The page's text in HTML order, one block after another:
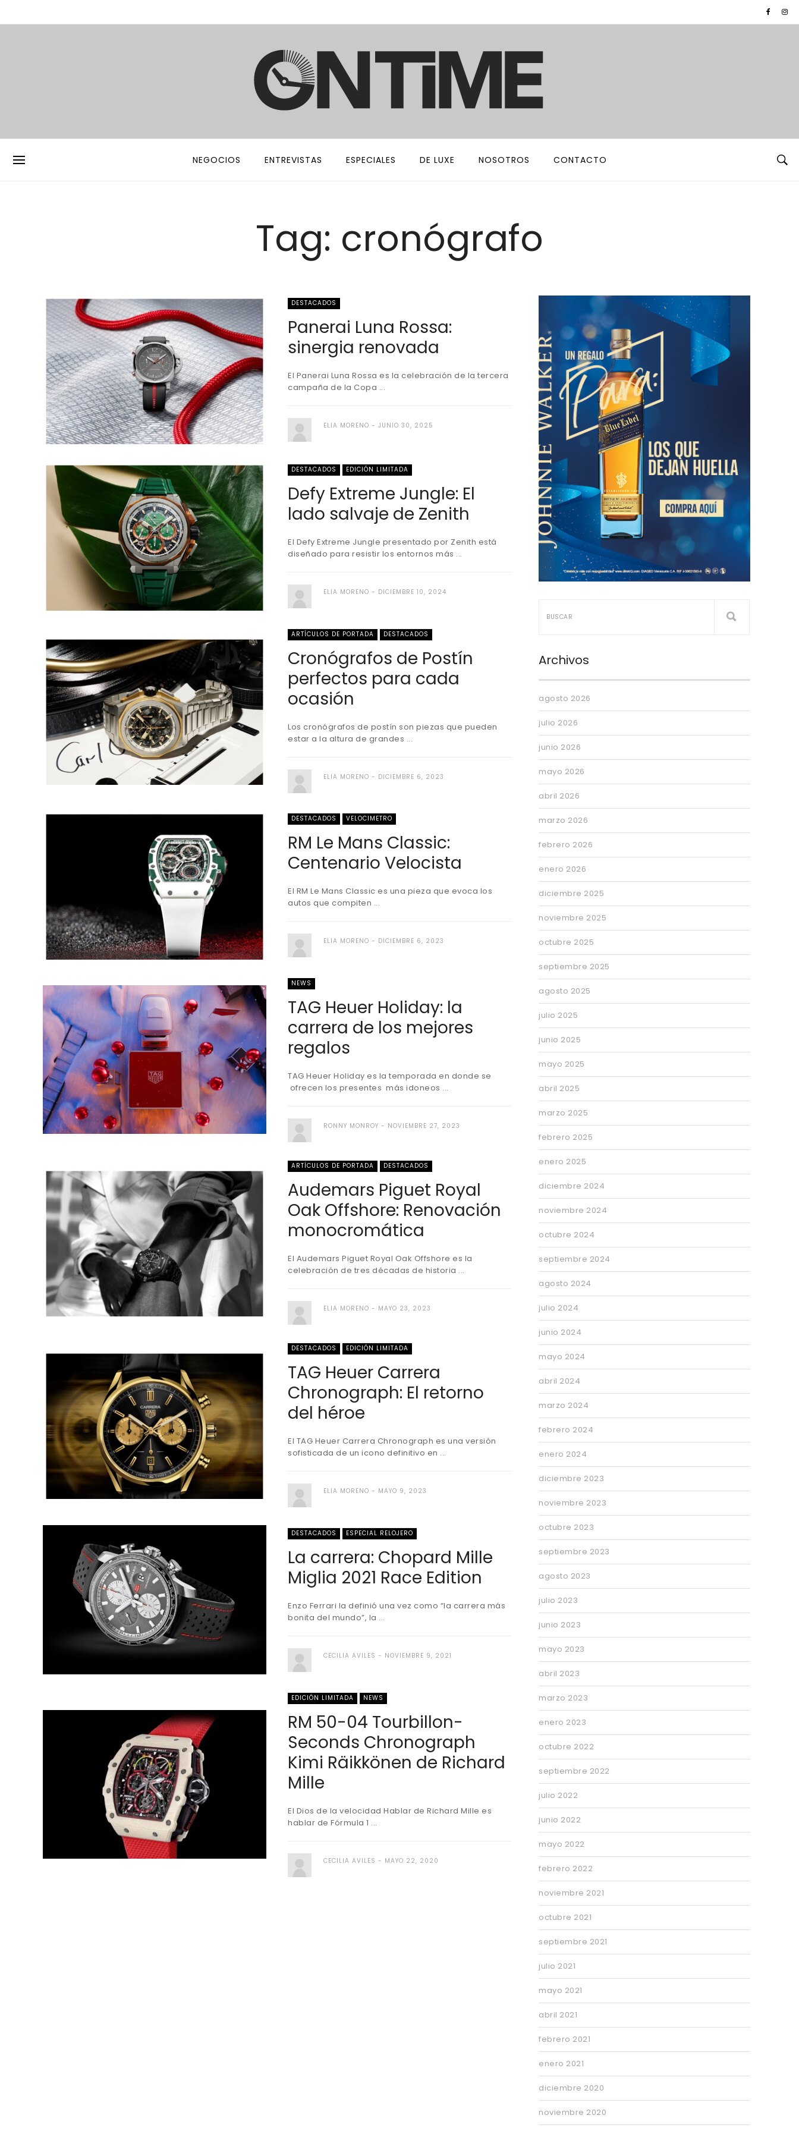
NEGOCIOS ENTREVISTAS ESPECIALES DE LUXE NOSOTROS CONTACTO
Tag: cronógrafo
DESTACADOS
Panerai Luna Rossa:
sinergia renovada
El Panerai Luna Rossa es la celebración de la tercera
campaña de la Copa ...
ELIA MORENO JUNIO 30, 2025
DESTACADOS EDICIÓN LIMITADA
Defy Extreme Jungle: El
lado salvaje de Zenith
El Defy Extreme Jungle presentado por Zenith está
diseñado para resistir los entornos más ...
ELIA MORENO DICIEMBRE 10, 2024
ARTÍCULOS DE PORTADA DESTACADOS
Cronógrafos de Postín
perfectos para cada
ocasión
Los cronógrafos de postín son piezas que pueden
estar a la altura de grandes ...
ELIA MORENO DICIEMBRE 6, 2023
DESTACADOS VELOCIMETRO
RM Le Mans Classic:
Centenario Velocista
El RM Le Mans Classic es una pieza que evoca los
autos que compiten ...
ELIA MORENO DICIEMBRE 6, 2023
NEWS
TAG Heuer Holiday: la
carrera de los mejores
regalos
TAG Heuer Holiday es la temporada en donde se
ofrecen los presentes más idoneos ...
RONNY MONROY NOVIEMBRE 27, 2023
ARTÍCULOS DE PORTADA DESTACADOS
Audemars Piguet Royal
Oak Offshore: Renovación
monocromática
El Audemars Piguet Royal Oak Offshore es la
celebración de tres décadas de historia ...
ELIA MORENO MAYO 23, 2023
DESTACADOS EDICIÓN LIMITADA
TAG Heuer Carrera
Chronograph: El retorno
del héroe
El TAG Heuer Carrera Chronograph es una versión
sofisticada de un icono definitivo en ...
ELIA MORENO MAYO 9, 2023
DESTACADOS ESPECIAL RELOJERO
La carrera: Chopard Mille
Miglia 2021 Race Edition
Enzo Ferrari la definió una vez como “la carrera más
bonita del mundo”, la ...
CECILIA AVILES NOVIEMBRE 9, 2021
EDICIÓN LIMITADA NEWS
RM 50-04 Tourbillon-
Seconds Chronograph
Kimi Räikkönen de Richard
Mille
El Dios de la velocidad Hablar de Richard Mille es
hablar de Fórmula 1 ...
CECILIA AVILES MAYO 22, 2020
Archivos
agosto 2026
julio 2026
junio 2026
mayo 2026
abril 2026
marzo 2026
febrero 2026
enero 2026
diciembre 2025
noviembre 2025
octubre 2025
septiembre 2025
agosto 2025
julio 2025
junio 2025
mayo 2025
abril 2025
marzo 2025
febrero 2025
enero 2025
diciembre 2024
noviembre 2024
octubre 2024
septiembre 2024
agosto 2024
julio 2024
junio 2024
mayo 2024
abril 2024
marzo 2024
febrero 2024
enero 2024
diciembre 2023
noviembre 2023
octubre 2023
septiembre 2023
agosto 2023
julio 2023
junio 2023
mayo 2023
abril 2023
marzo 2023
enero 2023
octubre 2022
septiembre 2022
julio 2022
junio 2022
mayo 2022
febrero 2022
noviembre 2021
octubre 2021
septiembre 2021
julio 2021
mayo 2021
abril 2021
febrero 2021
enero 2021
diciembre 2020
noviembre 2020